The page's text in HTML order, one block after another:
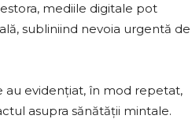
mediile digitale pot
subliniind nevoia urgentă de
evidențiat, în mod repetat,
asupra sănătății mintale.